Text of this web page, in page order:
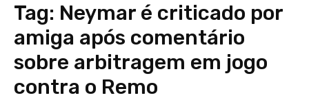
Tag: Neymar é criticado por
amiga após comentário
sobre arbitragem em jogo
contra o Remo